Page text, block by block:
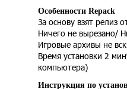
Особенности Repack
За основу взят релиз
Ничего не вырезано/
Игровые архивы не
Время установки 2
компьютера)
Инструкция по